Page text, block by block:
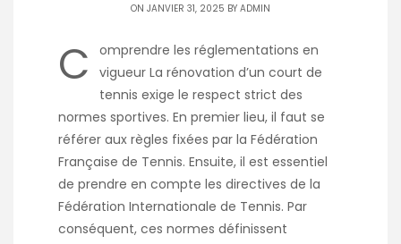
ON JANVIER 31, 2025 BY ADMIN
C
omprendre les réglementations en
vigueur La rénovation d’un court de
tennis exige le respect strict des
normes sportives. En premier lieu, il faut se
référer aux règles fixées par la Fédération
Française de Tennis. Ensuite, il est essentiel
de prendre en compte les directives de la
Fédération Internationale de Tennis. Par
conséquent, ces normes définissent